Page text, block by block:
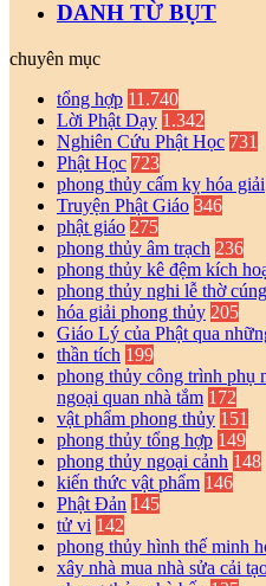
DANH TỪ BỤT
chuyên mục
tổng hợp 11.740
Lời Phật Dạy 1.342
Nghiên Cứu Phật Học 731
Phật Học 723
phong thủy cấm kỵ hóa giải
Truyện Phật Giáo 346
phật giáo 275
phong thủy âm trạch 236
phong thủy kê đệm kích
phong thủy nghi lễ thờ cúng
hóa giải phong thủy 205
Giáo Lý của Phật qua
thần tích 199
phong thủy công trình phụ
ngoại quan nhà tắm 172
vật phẩm phong thủy 151
phong thủy tổng hợp 149
phong thủy ngoại cảnh 148
kiến thức vật phẩm 146
Phật Đản 145
tử vi 142
phong thủy hình thế minh
xây nhà mua nhà sửa cải